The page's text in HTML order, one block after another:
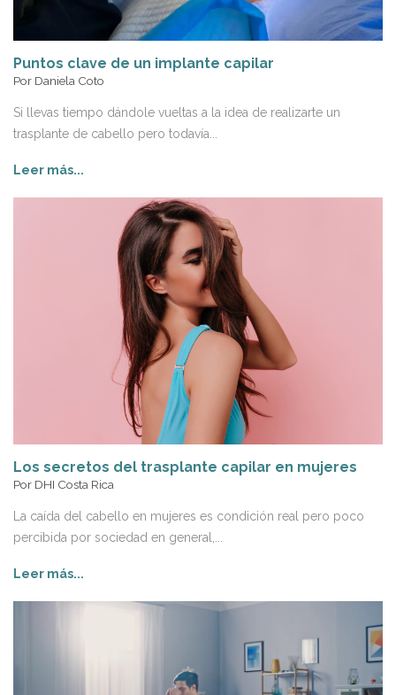
Puntos clave de un implante capilar
Por Daniela Coto
Si llevas tiempo dándole vueltas a la idea de realizarte un
trasplante de cabello pero todavía...
Leer más...
Los secretos del trasplante capilar en mujeres
Por DHI Costa Rica
La caída del cabello en mujeres es condición real pero poco
percibida por sociedad en general,...
Leer más...